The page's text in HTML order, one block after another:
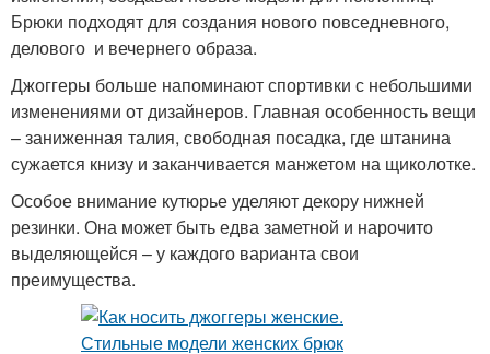
Брюки подходят для создания нового повседневного,
делового и вечернего образа.
Джоггеры больше напоминают спортивки с небольшими
изменениями от дизайнеров. Главная особенность вещи
– заниженная талия, свободная посадка, где штанина
сужается книзу и заканчивается манжетом на щиколотке.
Особое внимание кутюрье уделяют декору нижней
резинки. Она может быть едва заметной и нарочито
выделяющейся – у каждого варианта свои
преимущества.